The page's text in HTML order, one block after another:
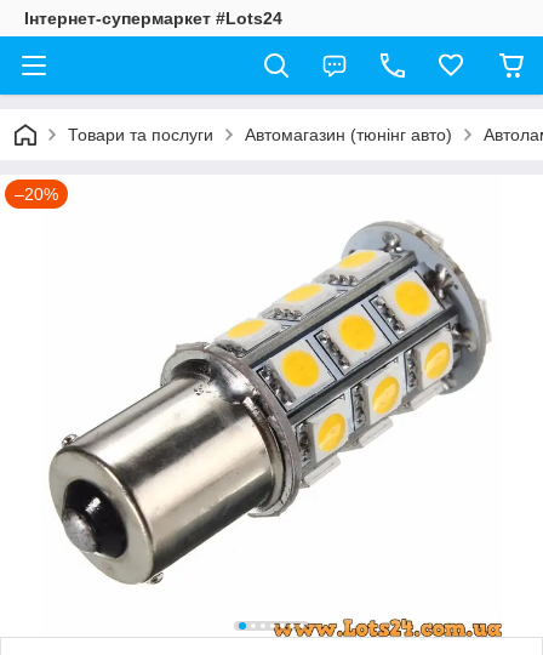
Інтернет-супермаркет #Lots24
Товари та послуги Автомагазин (тюнінг авто)
–20%